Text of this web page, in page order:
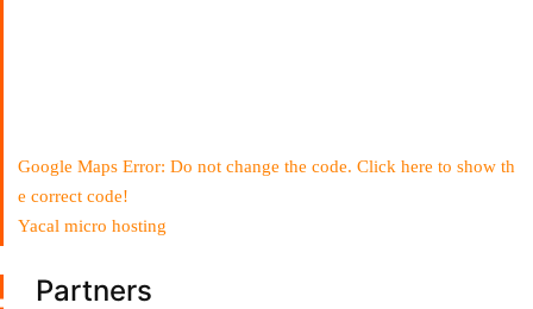
Google Maps Error: Do not change the code. Click here to show th
e correct code!
Yacal micro hosting
Partners